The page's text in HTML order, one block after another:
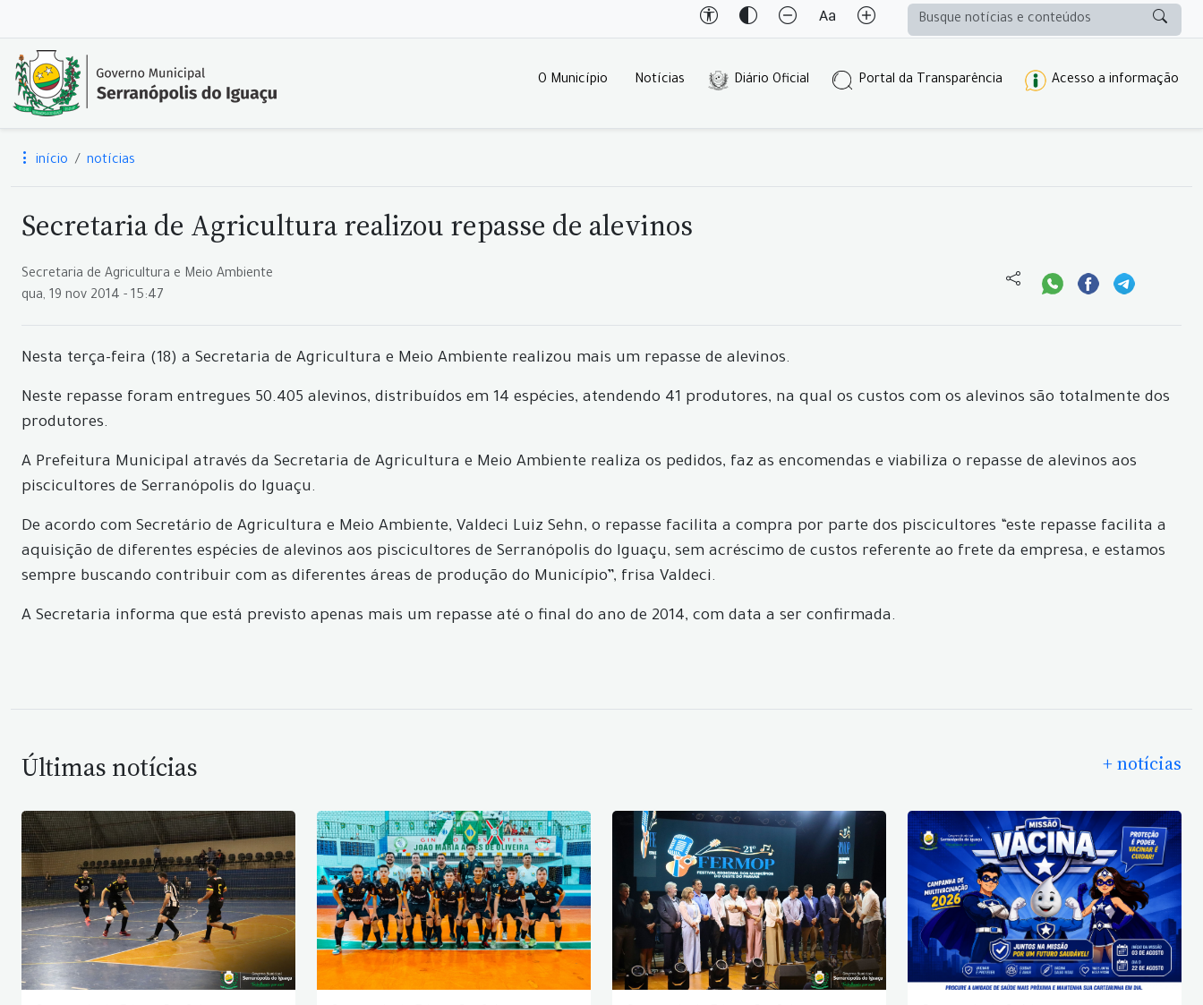
O Município Notícias Diário Oficial Portal da Transparência Acesso a informação
início notícias
Secretaria de Agricultura realizou repasse de alevinos
Secretaria de Agricultura e Meio Ambiente
qua, 19 nov 2014 - 15:47
Nesta terça-feira (18) a Secretaria de Agricultura e Meio Ambiente realizou mais um repasse de alevinos.
Neste repasse foram entregues 50.405 alevinos, distribuídos em 14 espécies, atendendo 41 produtores, na qual os custos com os alevinos são totalmente dos
produtores.
A Prefeitura Municipal através da Secretaria de Agricultura e Meio Ambiente realiza os pedidos, faz as encomendas e viabiliza o repasse de alevinos aos
piscicultores de Serranópolis do Iguaçu.
De acordo com Secretário de Agricultura e Meio Ambiente, Valdeci Luiz Sehn, o repasse facilita a compra por parte dos piscicultores “este repasse facilita a
aquisição de diferentes espécies de alevinos aos piscicultores de Serranópolis do Iguaçu, sem acréscimo de custos referente ao frete da empresa, e estamos
sempre buscando contribuir com as diferentes áreas de produção do Município”, frisa Valdeci.
A Secretaria informa que está previsto apenas mais um repasse até o final do ano de 2014, com data a ser confirmada.
Últimas notícias + notícias